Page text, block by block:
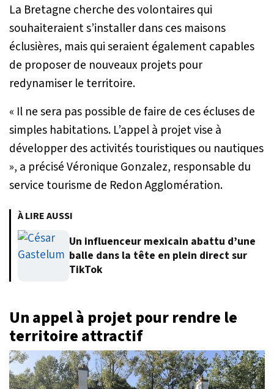
La Bretagne cherche des volontaires qui
souhaiteraient s’installer dans ces maisons
éclusières, mais qui seraient également capables
de proposer de nouveaux projets pour
redynamiser le territoire.
« Il ne sera pas possible de faire de ces écluses de
simples habitations. L’appel à projet vise à
développer des activités touristiques ou nautiques
», a précisé Véronique Gonzalez, responsable du
service tourisme de Redon Agglomération.
À LIRE AUSSI
Un influenceur mexicain abattu d’une
balle dans la tête en plein direct sur
TikTok
Un appel à projet pour rendre le
territoire attractif